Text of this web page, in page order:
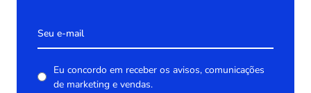
Eu concordo em receber os avisos, comunicações
de marketing e vendas.